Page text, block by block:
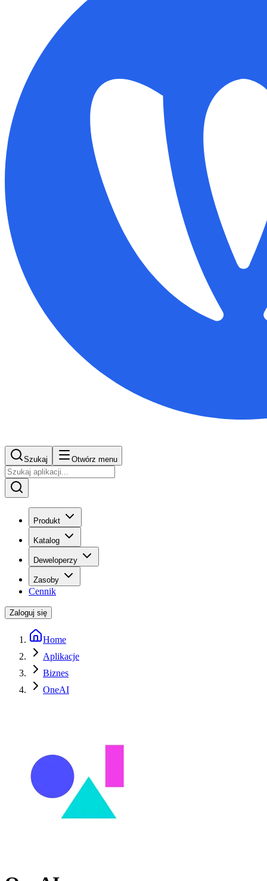
Szukaj Otwórz menu
Produkt
Katalog
Deweloperzy
Zasoby
Cennik
Zaloguj się
Home
Aplikacje
Biznes
OneAI